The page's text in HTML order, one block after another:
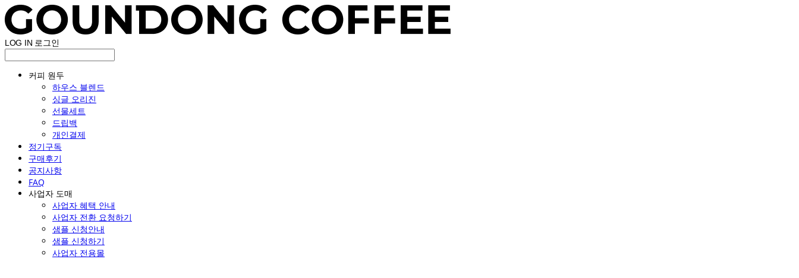
LOG IN 로그인
커피 원두
하우스 블렌드
싱글 오리진
선물세트
드립백
개인결제
정기구독
구매후기
공지사항
FAQ
사업자 도매
사업자 혜택 안내
사업자 전환 요청하기
샘플 신청안내
샘플 신청하기
사업자 전용몰